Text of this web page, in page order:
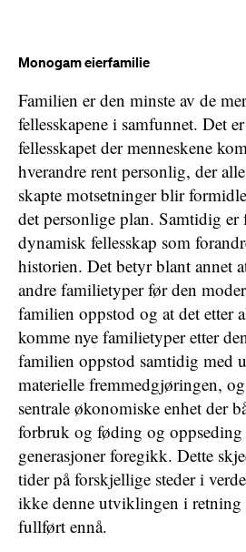
Monogam eierfamilie
Familien er den minste av de
fellesskapene i samfunnet. Det
fellesskapet der menneskene
hverandre rent personlig, der
skapte motsetninger blir
det personlige plan. Samtidig er
dynamisk fellesskap som
historien. Det betyr blant annet
andre familietyper før den
familien oppstod og at det etter
komme nye familietyper etter
familien oppstod samtidig med
materielle fremmedgjøringen,
sentrale økonomiske enhet der
forbruk og føding og oppseding
generasjoner foregikk. Dette
tider på forskjellige steder i
ikke denne utviklingen i
fullført ennå.